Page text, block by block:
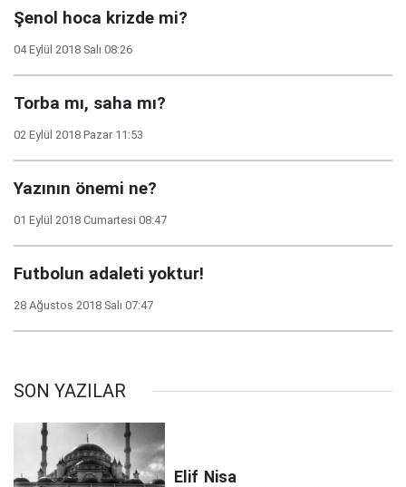
Şenol hoca krizde mi?
04 Eylül 2018 Salı 08:26
Torba mı, saha mı?
02 Eylül 2018 Pazar 11:53
Yazının önemi ne?
01 Eylül 2018 Cumartesi 08:47
Futbolun adaleti yoktur!
28 Ağustos 2018 Salı 07:47
SON YAZILAR
Elif Nisa